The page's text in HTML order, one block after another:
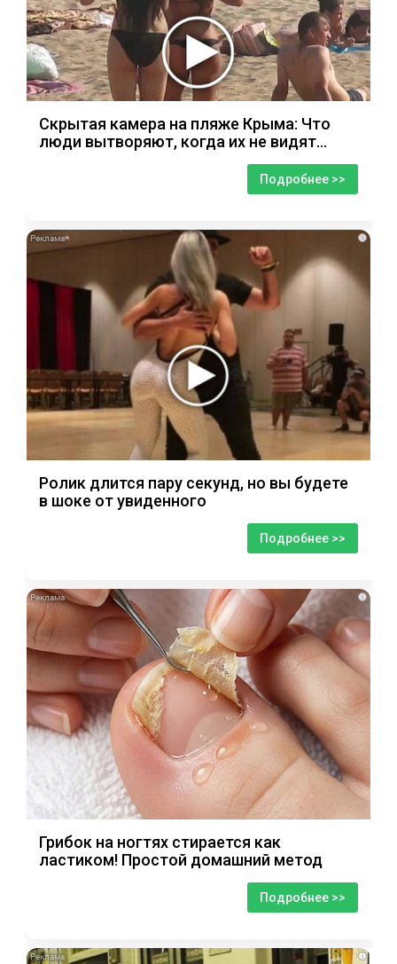
Скрытая камера на пляже Крыма: Что
люди вытворяют, когда их не видят...
Подробнее >>
i
Ролик длится пару секунд, но вы будете
в шоке от увиденного
Подробнее >>
i
Грибок на ногтях стирается как
ластиком! Простой домашний метод
Подробнее >>
i